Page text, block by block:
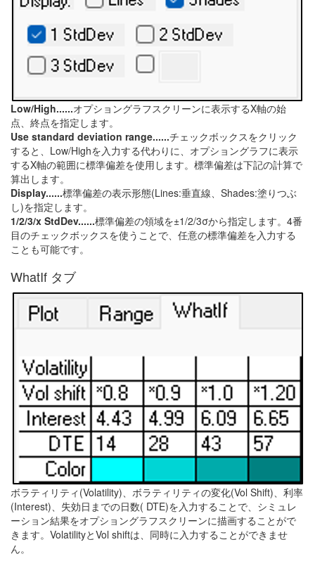
Low/High......オプショングラフスクリーンに表示するX軸の始
点、終点を指定します。
Use standard deviation range......チェックボックスをクリック
すると、Low/Highを入力する代わりに、オプショングラフに表示
するX軸の範囲に標準偏差を使用します。標準偏差は下記の計算で
算出します。
Display......標準偏差の表示形態(Lines:垂直線、Shades:塗りつぶ
し)を指定します。
1/2/3/x StdDev......標準偏差の領域を±1/2/3σから指定します。4番
目のチェックボックスを使うことで、任意の標準偏差を入力する
ことも可能です。
WhatIf タブ
ボラティリティ(Volatility)、ボラティリティの変化(Vol Shift)、利率
(Interest)、失効日までの日数( DTE)を入力することで、シミュレ
ーション結果をオプショングラフスクリーンに描画することがで
きます。VolatilityとVol shiftは、同時に入力することができませ
ん。